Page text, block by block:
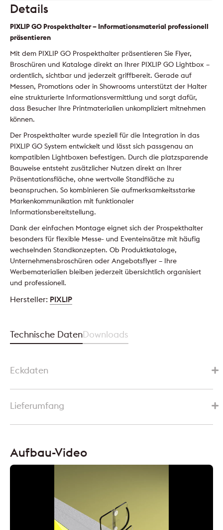
Details
PIXLIP GO Prospekthalter – Informationsmaterial professionell
präsentieren
Mit dem PIXLIP GO Prospekthalter präsentieren Sie Flyer,
Broschüren und Kataloge direkt an Ihrer PIXLIP GO Lightbox –
ordentlich, sichtbar und jederzeit griffbereit. Gerade auf
Messen, Promotions oder in Showrooms unterstützt der Halter
eine strukturierte Informationsvermittlung und sorgt dafür,
dass Besucher Ihre Printmaterialien unkompliziert mitnehmen
können.
Der Prospekthalter wurde speziell für die Integration in das
PIXLIP GO System entwickelt und lässt sich passgenau an
kompatiblen Lightboxen befestigen. Durch die platzsparende
Bauweise entsteht zusätzlicher Nutzen direkt an Ihrer
Präsentationsfläche, ohne wertvolle Standfläche zu
beanspruchen. So kombinieren Sie aufmerksamkeitsstarke
Markenkommunikation mit funktionaler
Informationsbereitstellung.
Dank der einfachen Montage eignet sich der Prospekthalter
besonders für flexible Messe- und Eventeinsätze mit häufig
wechselnden Standkonzepten. Ob Produktkataloge,
Unternehmensbroschüren oder Angebotsflyer – Ihre
Werbematerialien bleiben jederzeit übersichtlich organisiert
und professionell.
Hersteller: PIXLIP
Technische DatenDownloads
Eckdaten
Lieferumfang
Aufbau-Video